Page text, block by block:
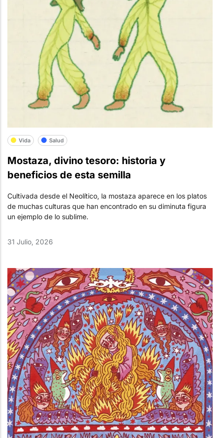
Vida Salud
Mostaza, divino tesoro: historia y
beneficios de esta semilla
Cultivada desde el Neolítico, la mostaza aparece en los platos
de muchas culturas que han encontrado en su diminuta figura
un ejemplo de lo sublime.
31 Julio, 2026